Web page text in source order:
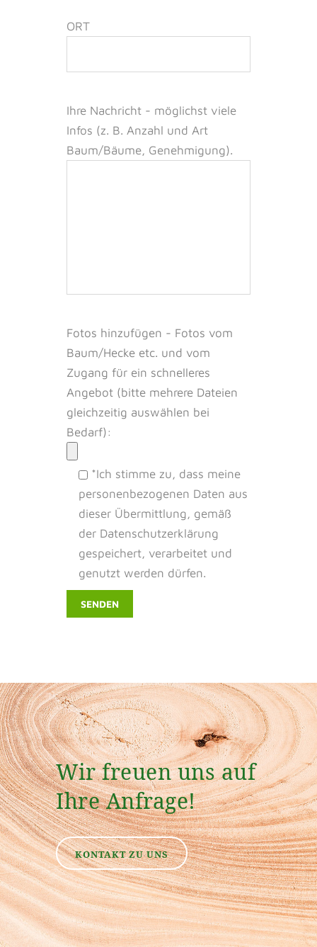
ORT
Ihre Nachricht - möglichst viele
Infos (z. B. Anzahl und Art
Baum/Bäume, Genehmigung).
Fotos hinzufügen - Fotos vom
Baum/Hecke etc. und vom
Zugang für ein schnelleres
Angebot (bitte mehrere Dateien
gleichzeitig auswählen bei
Bedarf):
*Ich stimme zu, dass meine
personenbezogenen Daten aus
dieser Übermittlung, gemäß
der Datenschutzerklärung
gespeichert, verarbeitet und
genutzt werden dürfen.
Wir freuen uns auf
Ihre Anfrage!
KONTAKT ZU UNS